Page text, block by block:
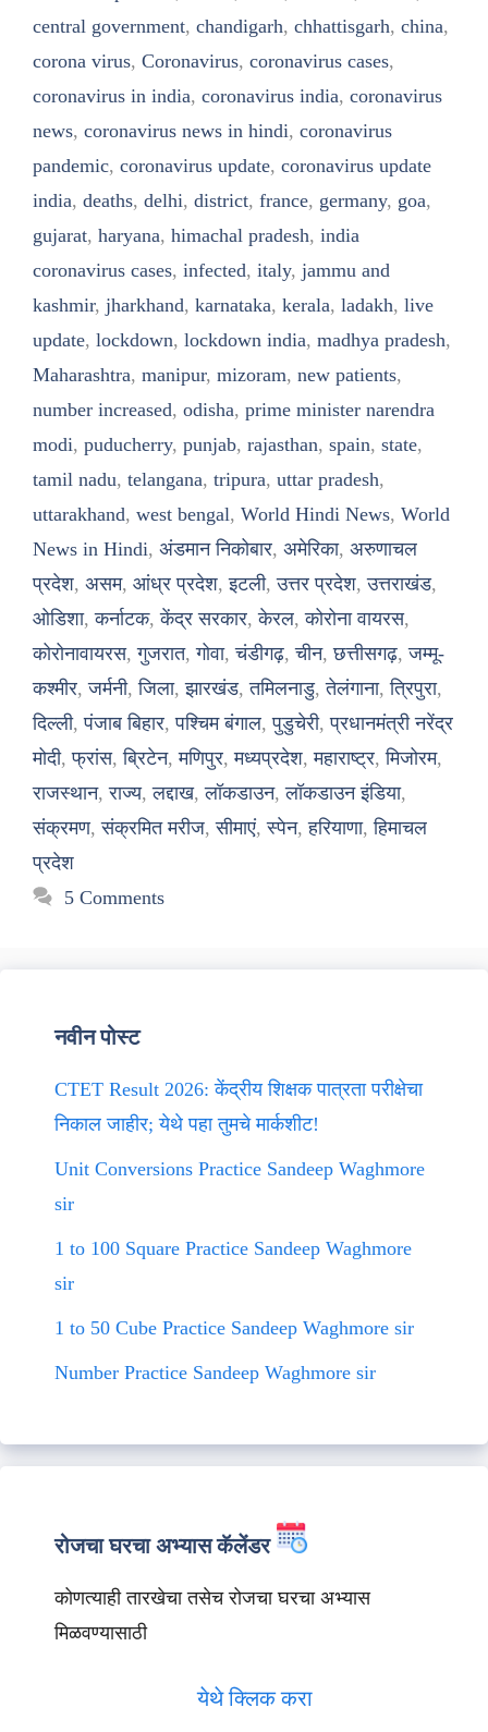
central government, chandigarh, chhattisgarh, china,
corona virus, Coronavirus, coronavirus cases,
coronavirus in india, coronavirus india, coronavirus
news, coronavirus news in hindi, coronavirus
pandemic, coronavirus update, coronavirus update
india, deaths, delhi, district, france, germany, goa,
gujarat, haryana, himachal pradesh, india
coronavirus cases, infected, italy, jammu and
kashmir, jharkhand, karnataka, kerala, ladakh, live
update, lockdown, lockdown india, madhya pradesh,
Maharashtra, manipur, mizoram, new patients,
number increased, odisha, prime minister narendra
modi, puducherry, punjab, rajasthan, spain, state,
tamil nadu, telangana, tripura, uttar pradesh,
uttarakhand, west bengal, World Hindi News, World
News in Hindi, अंडमान निकोबार, अमेरिका, अरुणाचल
प्रदेश, असम, आंध्र प्रदेश,इटली,उत्तर प्रदेश,उत्तराखंड,
ओडिशा,कर्नाटक,केंद्र सरकार,केरल,कोरोना वायरस,
कोरोनावायरस,गुजरात,गोवा,चंडीगढ़,चीन,छत्तीसगढ़,जम्मू-
कश्मीर,जर्मनी,जिला,झारखंड,तमिलनाडु,तेलंगाना,त्रिपुरा,
दिल्ली,पंजाब बिहार,पश्चिम बंगाल,पुडुचेरी,प्रधानमंत्री नरेंद्र
मोदी,फ्रांस,ब्रिटेन,मणिपुर,मध्यप्रदेश,महाराष्ट्र,मिजोरम,
राजस्थान,राज्य,लद्दाख,लॉकडाउन,लॉकडाउन इंडिया,
संक्रमण,संक्रमित मरीज,सीमाएं,स्पेन,हरियाणा,हिमाचल
प्रदेश
5 Comments
नवीन पोस्ट
CTET Result 2026: केंद्रीय शिक्षक पात्रता परीक्षेचा
निकाल जाहीर; येथे पहा तुमचे मार्कशीट!
Unit Conversions Practice Sandeep Waghmore
sir
1 to 100 Square Practice Sandeep Waghmore
sir
1 to 50 Cube Practice Sandeep Waghmore sir
Number Practice Sandeep Waghmore sir
रोजचा घरचा अभ्यास कॅलेंडर
कोणत्याही तारखेचा तसेच रोजचा घरचा अभ्यास
मिळवण्यासाठी
येथे क्लिक करा